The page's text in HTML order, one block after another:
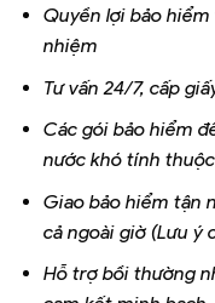
Quyền lợi bảo
nhiệm
Tư vấn 24/7, cấp
Các gói bảo hiểm
nước khó tính
Giao bảo hiểm tận
cả ngoài giờ (Lưu ý
Hỗ trợ bồi thường